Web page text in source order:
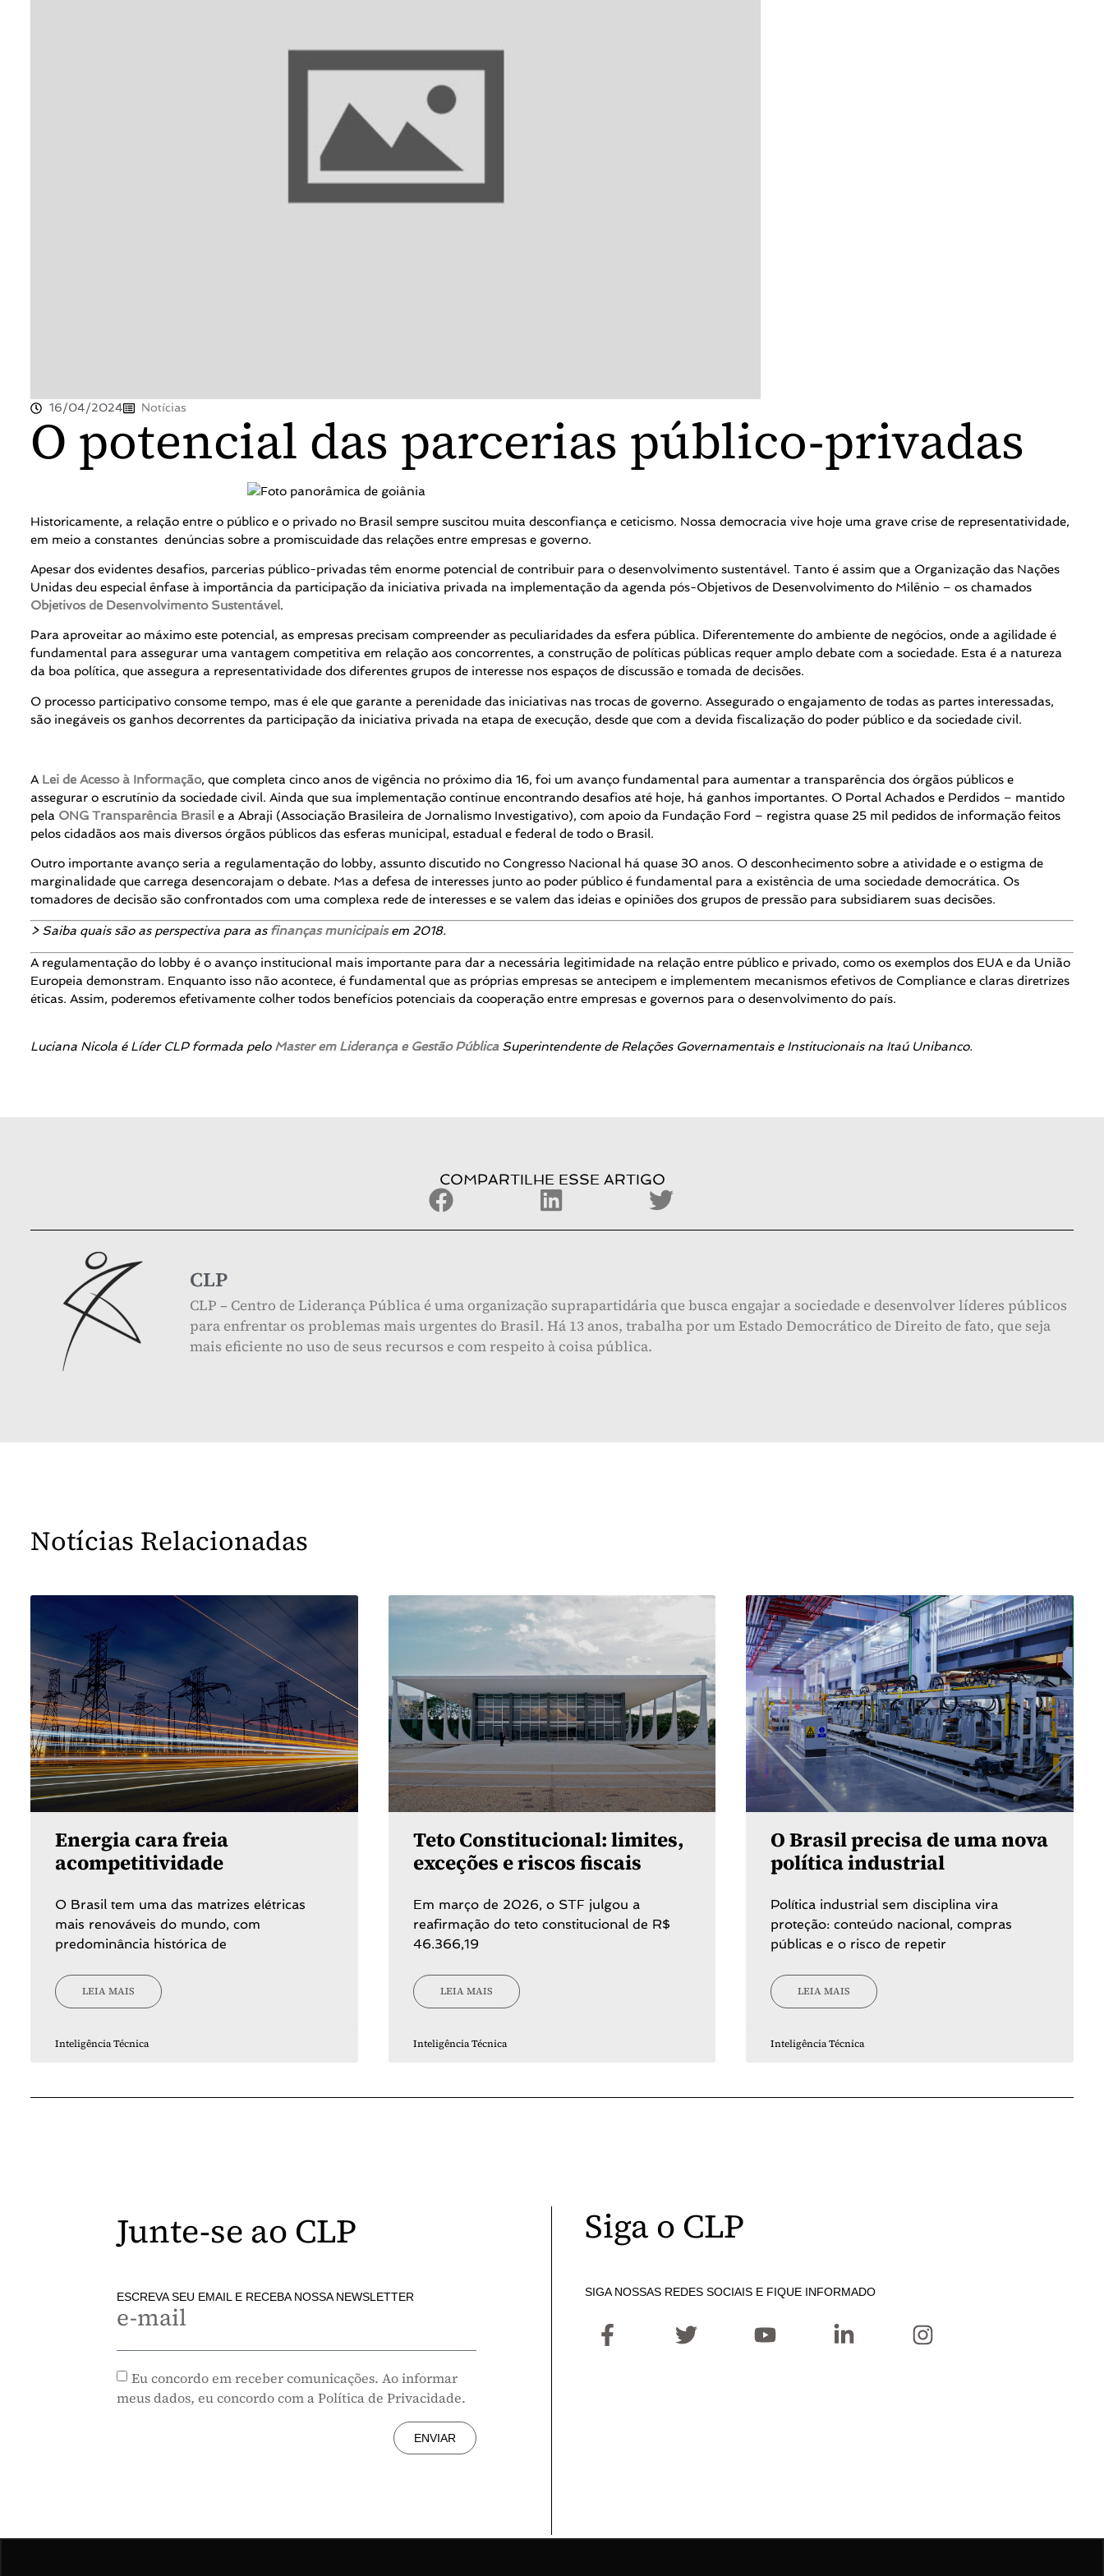
16/04/2024 Notícias
O potencial das parcerias público-privadas
Historicamente, a relação entre o público e o privado no Brasil sempre suscitou muita desconfiança e ceticismo. Nossa democracia vive hoje uma grave crise de representatividade,
em meio a constantes denúncias sobre a promiscuidade das relações entre empresas e governo.
Apesar dos evidentes desafios, parcerias público-privadas têm enorme potencial de contribuir para o desenvolvimento sustentável. Tanto é assim que a Organização das Nações
Unidas deu especial ênfase à importância da participação da iniciativa privada na implementação da agenda pós-Objetivos de Desenvolvimento do Milênio – os chamados
Objetivos de Desenvolvimento Sustentável.
Para aproveitar ao máximo este potencial, as empresas precisam compreender as peculiaridades da esfera pública. Diferentemente do ambiente de negócios, onde a agilidade é
fundamental para assegurar uma vantagem competitiva em relação aos concorrentes, a construção de políticas públicas requer amplo debate com a sociedade. Esta é a natureza
da boa política, que assegura a representatividade dos diferentes grupos de interesse nos espaços de discussão e tomada de decisões.
O processo participativo consome tempo, mas é ele que garante a perenidade das iniciativas nas trocas de governo. Assegurado o engajamento de todas as partes interessadas,
são inegáveis os ganhos decorrentes da participação da iniciativa privada na etapa de execução, desde que com a devida fiscalização do poder público e da sociedade civil.
A Lei de Acesso à Informação, que completa cinco anos de vigência no próximo dia 16, foi um avanço fundamental para aumentar a transparência dos órgãos públicos e
assegurar o escrutínio da sociedade civil. Ainda que sua implementação continue encontrando desafios até hoje, há ganhos importantes. O Portal Achados e Perdidos – mantido
pela ONG Transparência Brasil e a Abraji (Associação Brasileira de Jornalismo Investigativo), com apoio da Fundação Ford – registra quase 25 mil pedidos de informação feitos
pelos cidadãos aos mais diversos órgãos públicos das esferas municipal, estadual e federal de todo o Brasil.
Outro importante avanço seria a regulamentação do lobby, assunto discutido no Congresso Nacional há quase 30 anos. O desconhecimento sobre a atividade e o estigma de
marginalidade que carrega desencorajam o debate. Mas a defesa de interesses junto ao poder público é fundamental para a existência de uma sociedade democrática. Os
tomadores de decisão são confrontados com uma complexa rede de interesses e se valem das ideias e opiniões dos grupos de pressão para subsidiarem suas decisões.
> Saiba quais são as perspectiva para as finanças municipaisem 2018.
A regulamentação do lobby é o avanço institucional mais importante para dar a necessária legitimidade na relação entre público e privado, como os exemplos dos EUA e da União
Europeia demonstram. Enquanto isso não acontece, é fundamental que as próprias empresas se antecipem e implementem mecanismos efetivos de Compliance e claras diretrizes
éticas. Assim, poderemos efetivamente colher todos benefícios potenciais da cooperação entre empresas e governos para o desenvolvimento do país.
Luciana Nicola é Líder CLP formada pelo Master em Liderança e Gestão PúblicaSuperintendente de Relações Governamentais e Institucionais na Itaú Unibanco.
COMPARTILHE ESSE ARTIGO
CLP
CLP – Centro de Liderança Pública é uma organização suprapartidária que busca engajar a sociedade e desenvolver líderes públicos
para enfrentar os problemas mais urgentes do Brasil. Há 13 anos, trabalha por um Estado Democrático de Direito de fato, que seja
mais eficiente no uso de seus recursos e com respeito à coisa pública.
Notícias Relacionadas
Energia cara freia
acompetitividade
O Brasil tem uma das matrizes elétricas
mais renováveis do mundo, com
predominância histórica de
LEIA MAIS
Inteligência Técnica
Teto Constitucional: limites,
exceções e riscos fiscais
Em março de 2026, o STF julgou a
reafirmação do teto constitucional de R$
46.366,19
LEIA MAIS
Inteligência Técnica
O Brasil precisa de uma nova
política industrial
Política industrial sem disciplina vira
proteção: conteúdo nacional, compras
públicas e o risco de repetir
LEIA MAIS
Inteligência Técnica
Junte-se ao CLP
ESCREVA SEU EMAIL E RECEBA NOSSA NEWSLETTER
e-mail
Eu concordo em receber comunicações. Ao informar
meus dados, eu concordo com a Política de Privacidade.
ENVIAR
Siga o CLP
SIGA NOSSAS REDES SOCIAIS E FIQUE INFORMADO